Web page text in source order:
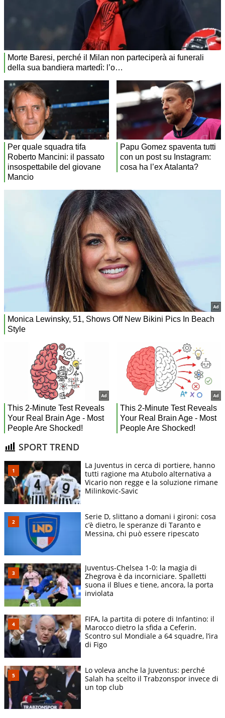
SPORT TREND
La Juventus in cerca di portiere, hanno
tutti ragione ma Atubolo alternativa a
Vicario non regge e la soluzione rimane
Milinkovic-Savic
Serie D, slittano a domani i gironi: cosa
c’è dietro, le speranze di Taranto e
Messina, chi può essere ripescato
Juventus-Chelsea 1-0: la magia di
Zhegrova è da incorniciare. Spalletti
suona il Blues e tiene, ancora, la porta
inviolata
FIFA, la partita di potere di Infantino: il
Marocco dietro la sfida a Ceferin.
Scontro sul Mondiale a 64 squadre, l’ira
di Figo
Lo voleva anche la Juventus: perché
Salah ha scelto il Trabzonspor invece di
un top club